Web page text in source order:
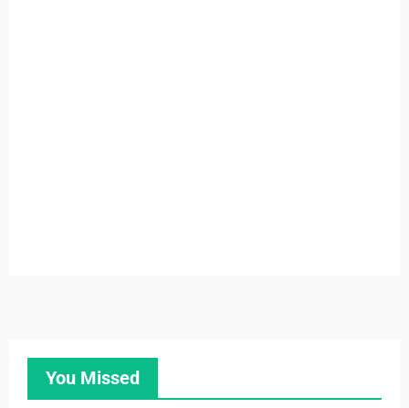
You Missed